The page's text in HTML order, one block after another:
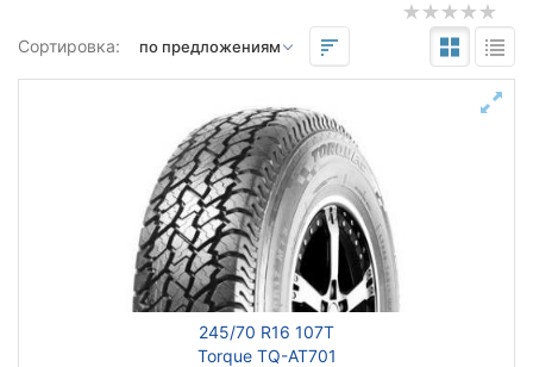
Сортировка:
245/70 R16 107T
Torque TQ-AT701
Подбор по параметрам
245